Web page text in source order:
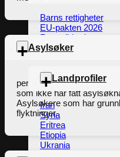
Barns rettigheter
EU-pakten 2026
Rettssikkerhet
Landprofiler
Iran
Syria
Eritrea
Etiopia
Ukrania
Asylsøker
person som søker om
som ikke har fått
Asylsøkere som har
flyktninger.